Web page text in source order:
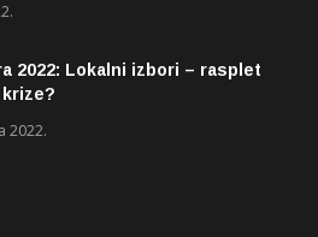
2022: Lokalni izbori – rasplet
2022.